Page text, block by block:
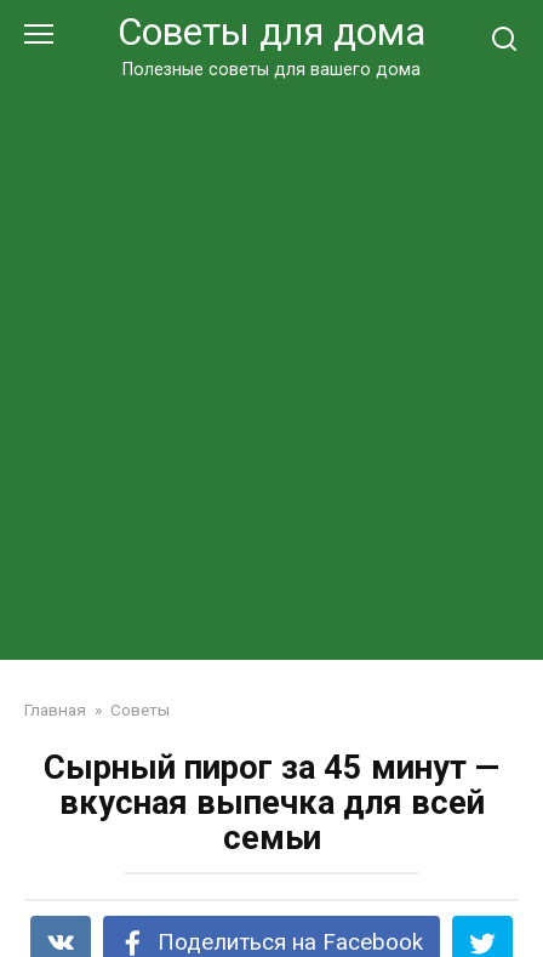
Советы для дома
Полезные советы для вашего дома
Главная » Советы
Сырный пирог за 45 минут —
вкусная выпечка для всей
семьи
Поделиться на Facebook